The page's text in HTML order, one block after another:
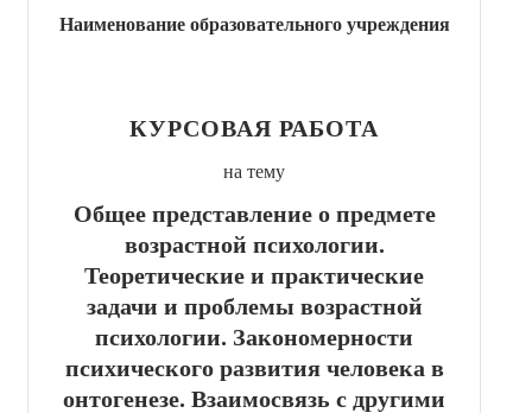
Наименование образовательного учреждения
КУРСОВАЯ РАБОТА
на тему
Общее представление о предмете
возрастной психологии.
Теоретические и практические
задачи и проблемы возрастной
психологии. Закономерности
психического развития человека в
онтогенезе. Взаимосвязь с другими